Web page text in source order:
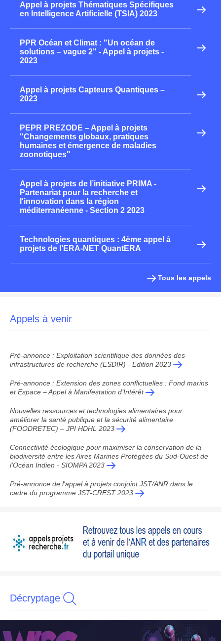
Appel à projets Thématiques Spécifiques
en Intelligence Artificielle (TSIA) 2023
PPR Océan et Climat : "Un océan de
solutions – vague 2" - Appel à projets -
2023
Appel à projets Capteurs Quantiques –
2023
PEPR PREZODE – Appel à projets
"Changements globaux, pratiques
humaines et émergence de maladies
zoonotiques"
Appel à projets de l’initiative PRIMA -
Partenariat pour la recherche et
l'innovation dans la région
méditerranéenne - Section 2 2023
Technologies quantiques : 4ème appel à
projets de l’ERA-NET QuantERA
Tous les appels
Appels à venir
Pré-annonce : Exploitation scientifique des données des
infrastructures de recherche (ESDIR) - Edition 2023
Pré-annonce : Extension des zones conflictuelles : Fond marins
et Espace – Appel à Manifestation d’Intérêt
Nouvelles ressources et technologies alimentaires pour
améliorer la santé publique et la sécurité alimentaire
(FOODRETEC) – JPI HDHL 2023
Connectivité écologique pour maximiser la conservation de la
biodiversité entre les Aires Marines Protégées du Sud-Ouest de
l'Océan Indien - SIOMPA 2023
Pré-annonce de l'appel à projets conjoint JST/ANR dans le
cadre du programme JST-CREST 2023
Décryptage